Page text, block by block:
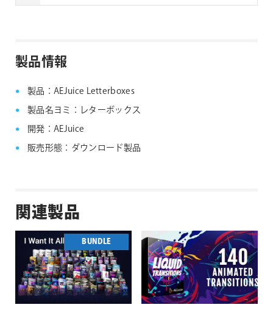
製品情報
製品：AEJuice Letterboxes
製品名ヨミ：レターボックス
開発：AEJuice
販売形態：ダウンロード製品
関連製品
BUNDLE